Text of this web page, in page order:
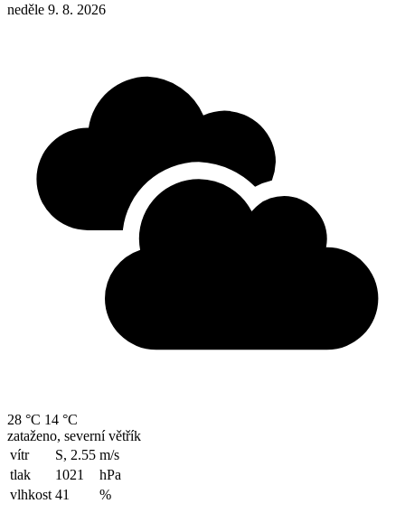
neděle 9. 8. 2026
28 °C 14 °C
zataženo, severní větřík
vítr
S, 2.55 m/s
tlak
1021
hPa
vlhkost 41 %